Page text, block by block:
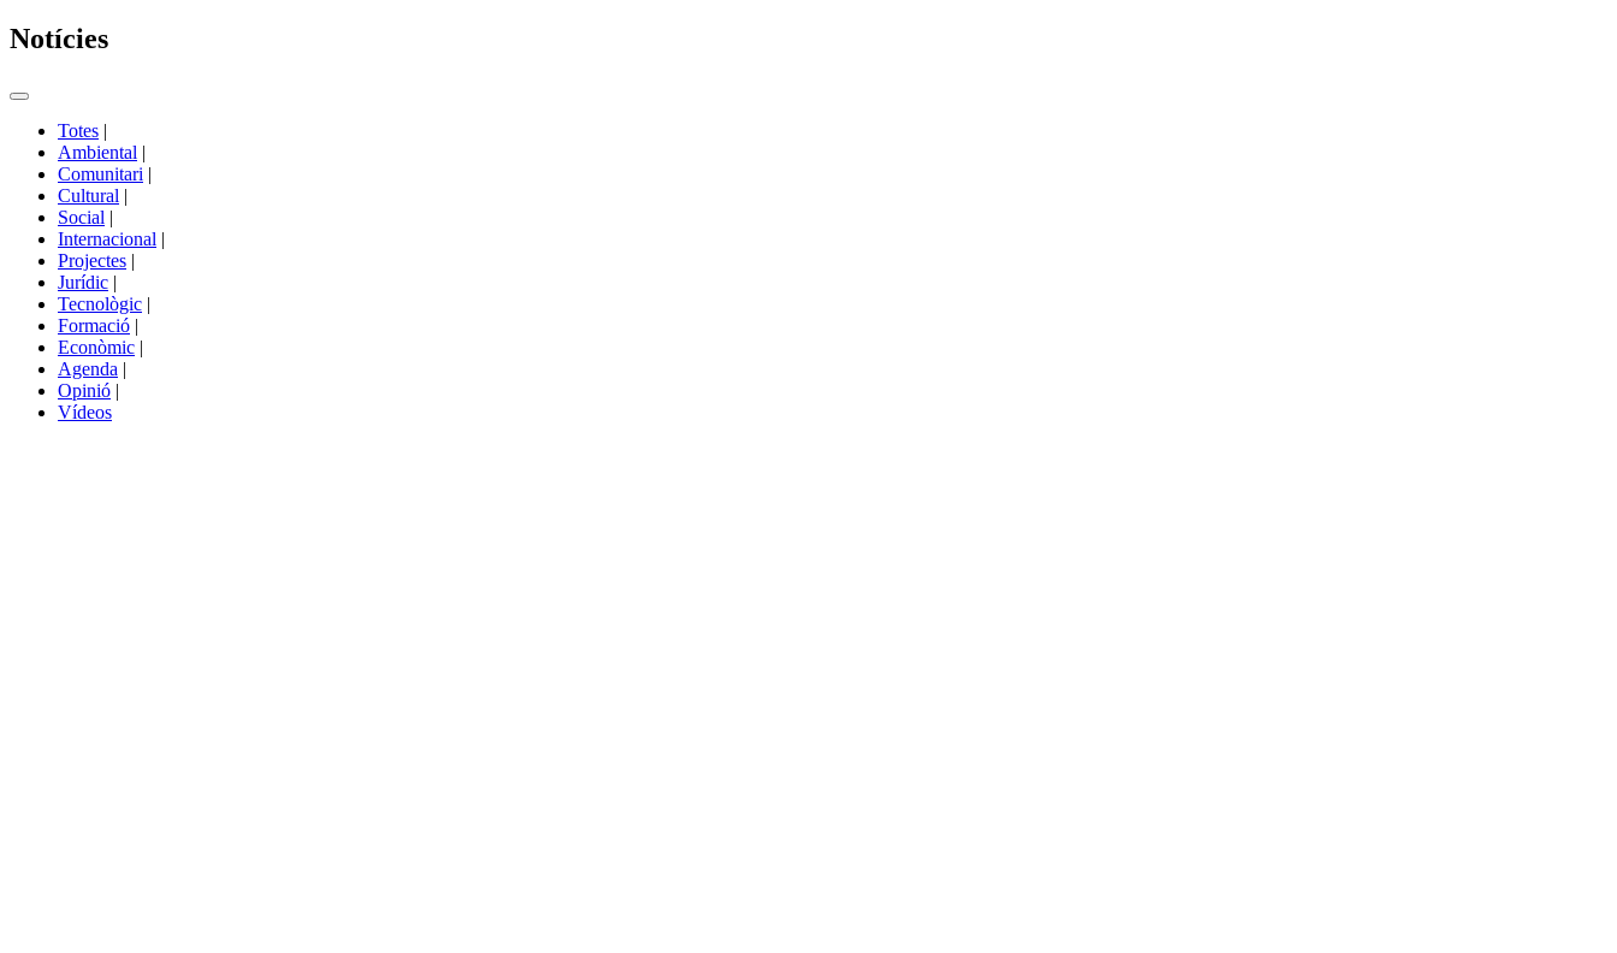
Notícies
Commutador
portals
Totes |
Ambiental |
Comunitari |
Cultural |
Social |
Internacional |
Projectes |
Jurídic |
Tecnològic |
Formació |
Econòmic |
Agenda |
Opinió |
Vídeos